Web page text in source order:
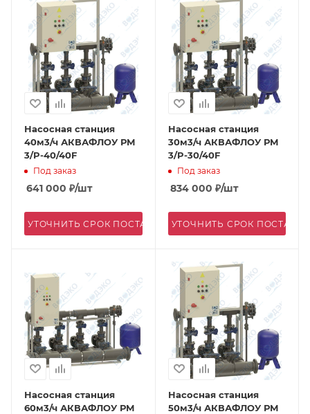
Насосная станция
40м3/ч АКВАФЛОУ РМ
3/P-40/40F
Под заказ
641 000 ₽/шт
УТОЧНИТЬ СРОК ПОСТАВКИ
Насосная станция
30м3/ч АКВАФЛОУ РМ
3/P-30/40F
Под заказ
834 000 ₽/шт
УТОЧНИТЬ СРОК
Насосная станция
60м3/ч АКВАФЛОУ РМ
Насосная станция
50м3/ч АКВАФЛОУ РМ